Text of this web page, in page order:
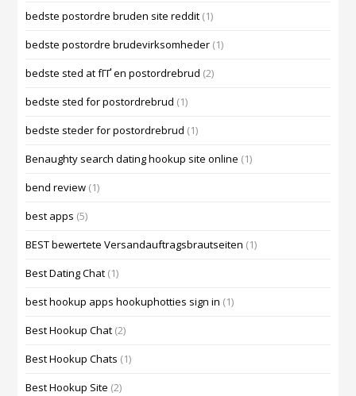
bedste postordre bruden site reddit (1)
bedste postordre brudevirksomheder (1)
bedste sted at fГҐ en postordrebrud (2)
bedste sted for postordrebrud (1)
bedste steder for postordrebrud (1)
Benaughty search dating hookup site online (1)
bend review (1)
best apps (5)
BEST bewertete Versandauftragsbrautseiten (1)
Best Dating Chat (1)
best hookup apps hookuphotties sign in (1)
Best Hookup Chat (2)
Best Hookup Chats (1)
Best Hookup Site (2)